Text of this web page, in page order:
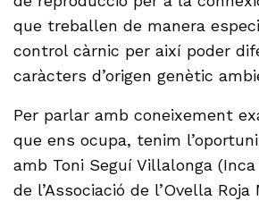
que treballen de manera
control càrnic per així poder
caràcters d’origen genètic
Per parlar amb coneixement
que ens ocupa, tenim
amb Toni Seguí Villalonga
de l’Associació de l’Ovella